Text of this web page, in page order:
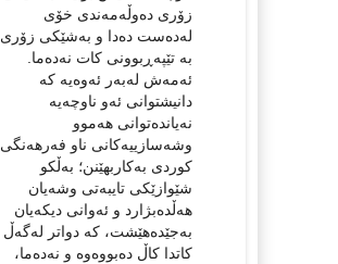
زۆری دەوڵەمەندی خۆی
لەدەست دەدا و بەشێکی زۆری
بە تێپەڕبوونی کات نەدەما.
ئەمەش لەبەر ئەوەیە کە
دانیشتوانی ئەو ناوچەیە
نەیاندەتوانی هەموو
وشەسازییەکانی ناو فەرهەنگی
کوردی بەکاربهێنن؛ بەڵکو
شێوازێکی تایبەتی وشەیان
هەڵدەبژارد و ئەوانی دیکەیان
بەجێدەهێشت، کە دواتر لەگەڵ
کاتدا کاڵ دەبووەوە و نەدەما،